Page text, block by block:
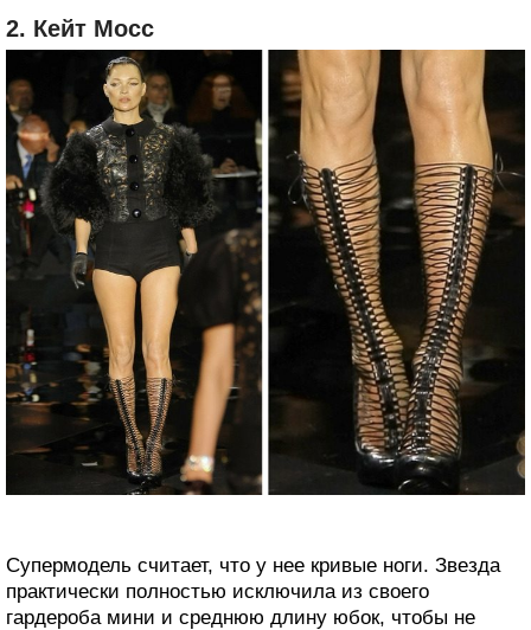
2. Кейт Мосс
Супермодель считает, что у нее кривые ноги. Звезда
практически полностью исключила из своего
гардероба мини и среднюю длину юбок, чтобы не